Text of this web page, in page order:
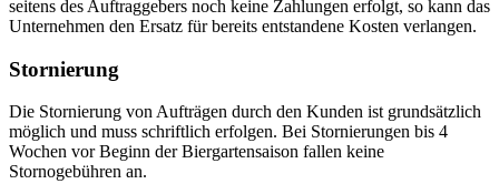
seitens des Auftraggebers noch keine Zahlungen erfolgt, so kann das
Unternehmen den Ersatz für bereits entstandene Kosten verlangen.
Stornierung
Die Stornierung von Aufträgen durch den Kunden ist grundsätzlich
möglich und muss schriftlich erfolgen. Bei Stornierungen bis 4
Wochen vor Beginn der Biergartensaison fallen keine
Stornogebühren an.